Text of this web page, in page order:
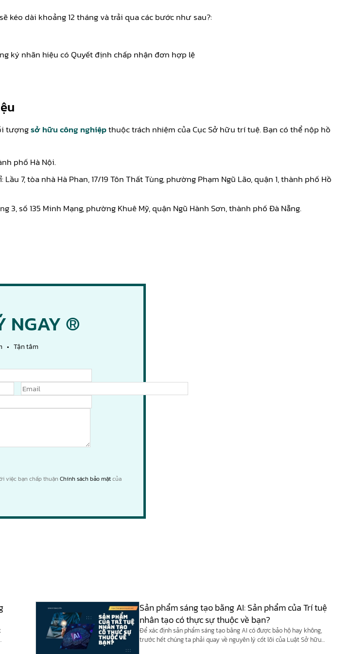
kéo dài khoảng 12 tháng và trải qua các bước như sau?:
ký nhãn hiệu có Quyết định chấp nhận đơn hợp lệ
tượngsở hữu công nghiệpthuộc trách nhiệm của Cục Sở hữu trí tuệ. Bạn có thể nộp hồ
phố Hà Nội.
7, tòa nhà Hà Phan, 17/19 Tôn Thất Tùng, phường Phạm Ngũ Lão, quận 1, thành phố Hồ
số 135 Minh Mạng, phường Khuê Mỹ, quận Ngũ Hành Sơn, thành phố Đà Nẵng.
NGAY ®
• Tận tâm
việc bạn chấp thuận Chính sách bảo mậtcủa
Sản phẩm sáng tạo bằng AI: Sản phẩm của Trí tuệ
nhân tạo có thực sự thuộc về bạn?
Để xác định sản phẩm sáng tạo bằng AI có được bảo hộ hay không,
trước hết chúng ta phải quay về nguyên lý cốt lõi của Luật Sở hữu